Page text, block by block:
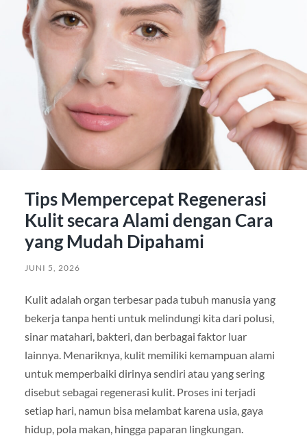
Tips Mempercepat Regenerasi
Kulit secara Alami dengan Cara
yang Mudah Dipahami
JUNI 5, 2026
Kulit adalah organ terbesar pada tubuh manusia yang
bekerja tanpa henti untuk melindungi kita dari polusi,
sinar matahari, bakteri, dan berbagai faktor luar
lainnya. Menariknya, kulit memiliki kemampuan alami
untuk memperbaiki dirinya sendiri atau yang sering
disebut sebagai regenerasi kulit. Proses ini terjadi
setiap hari, namun bisa melambat karena usia, gaya
hidup, pola makan, hingga paparan lingkungan.